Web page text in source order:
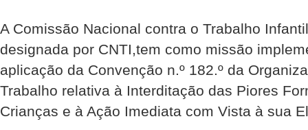
A Comissão Nacional contra o Trabalho
designada por CNTI,tem como missão
aplicação da Convenção n.º 182.º da
Trabalho relativa à Interditação das Piores
Crianças e à Ação Imediata com Vista à sua